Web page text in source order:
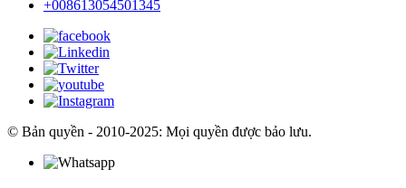
+008613054501345
© Bản quyền - 2010-2025: Mọi quyền được bảo lưu.